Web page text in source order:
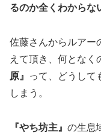
るのか全くわからな
佐藤さんからルアー
えて頂き、何となく
原』
って、どうして
しまう。
『やち坊主』 の生息